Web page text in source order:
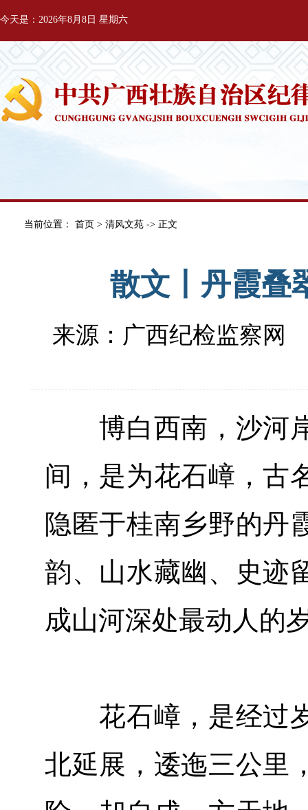
今天是：2026年8月8日 星期六
当前位置： 首页 > 清风文苑 -> 正文
散文丨丹霞
来源：广西纪检监察
博白西南，沙河岸
间，是为花石嶂，古
隐匿于桂南乡野的丹
韵、山水藏幽、史迹
成山河深处最动人的
花石嶂，是经过岁
北延展，逶迤三公里